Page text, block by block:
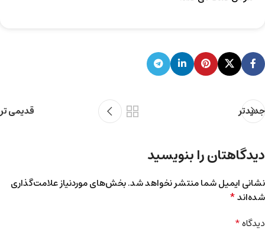
جدیدتر قدیمی تر
دیدگاهتان را بنویسید
نشانی ایمیل شما منتشر نخواهد شد.بخش‌های موردنیاز علامت‌گذاری
شده‌اند*
دیدگاه*